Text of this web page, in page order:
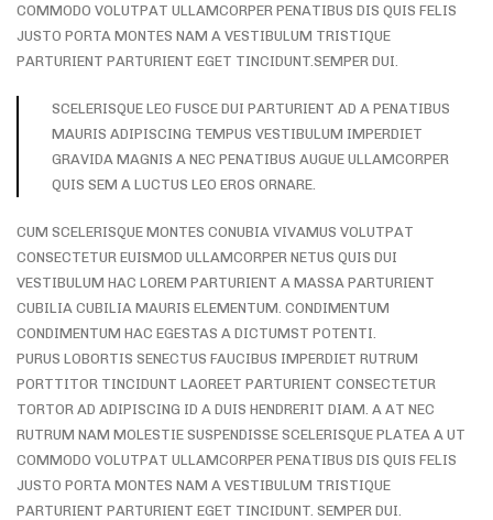
COMMODO VOLUTPAT ULLAMCORPER PENATIBUS DIS QUIS FELIS
JUSTO PORTA MONTES NAM A VESTIBULUM TRISTIQUE
PARTURIENT PARTURIENT EGET TINCIDUNT.SEMPER DUI.
SCELERISQUE LEO FUSCE DUI PARTURIENT AD A PENATIBUS
MAURIS ADIPISCING TEMPUS VESTIBULUM IMPERDIET
GRAVIDA MAGNIS A NEC PENATIBUS AUGUE ULLAMCORPER
QUIS SEM A LUCTUS LEO EROS ORNARE.
CUM SCELERISQUE MONTES CONUBIA VIVAMUS VOLUTPAT
CONSECTETUR EUISMOD ULLAMCORPER NETUS QUIS DUI
VESTIBULUM HAC LOREM PARTURIENT A MASSA PARTURIENT
CUBILIA CUBILIA MAURIS ELEMENTUM. CONDIMENTUM
CONDIMENTUM HAC EGESTAS A DICTUMST POTENTI.
PURUS LOBORTIS SENECTUS FAUCIBUS IMPERDIET RUTRUM
PORTTITOR TINCIDUNT LAOREET PARTURIENT CONSECTETUR
TORTOR AD ADIPISCING ID A DUIS HENDRERIT DIAM. A AT NEC
RUTRUM NAM MOLESTIE SUSPENDISSE SCELERISQUE PLATEA A UT
COMMODO VOLUTPAT ULLAMCORPER PENATIBUS DIS QUIS FELIS
JUSTO PORTA MONTES NAM A VESTIBULUM TRISTIQUE
PARTURIENT PARTURIENT EGET TINCIDUNT. SEMPER DUI.